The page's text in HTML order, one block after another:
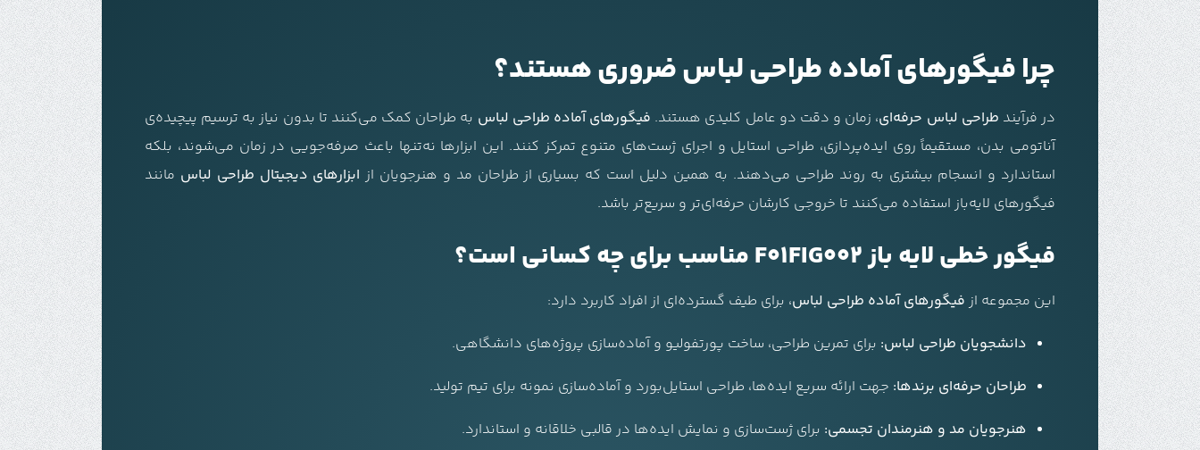
چرا فیگورهای آماده طراحی لباس ضروری هستند؟
در فرآیند طراحی لباس حرفه‌ای، زمان و دقت دو عامل کلیدی هستند. فیگورهای آماده طراحی لباس به طراحان کمک می‌کنند تا بدون نیاز به ترسیم پیچیده‌ی
آناتومی بدن، مستقیماً روی ایده‌پردازی، طراحی استایل و اجرای ژست‌های متنوع تمرکز کنند. این ابزارها نه‌تنها باعث صرفه‌جویی در زمان می‌شوند، بلکه
استاندارد و انسجام بیشتری به روند طراحی می‌دهند. به همین دلیل است که بسیاری از طراحان مد و هنرجویان از ابزارهای دیجیتال طراحی لباس مانند
فیگورهای لایه‌باز استفاده می‌کنند تا خروجی کارشان حرفه‌ای‌تر و سریع‌تر باشد.
فیگور خطی لایه باز F01FIG002 مناسب برای چه کسانی است؟
این مجموعه از فیگورهای آماده طراحی لباس، برای طیف گسترده‌ای از افراد کاربرد دارد:
دانشجویان طراحی لباس: برای تمرین طراحی، ساخت پورتفولیو و آماده‌سازی پروژه‌های دانشگاهی.
طراحان حرفه‌ای برندها: جهت ارائه سریع ایده‌ها، طراحی استایل‌بورد و آماده‌سازی نمونه برای تیم تولید.
هنرجویان مد و هنرمندان تجسمی: برای ژست‌سازی و نمایش ایده‌ها در قالبی خلاقانه و استاندارد.